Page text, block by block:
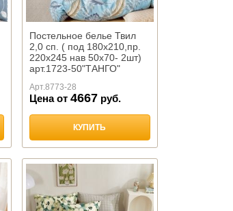
Постельное белье Твил
2,0 сп. ( под 180х210,пр.
220х245 нав 50х70- 2шт)
арт.1723-50"ТАНГО"
Арт.8773-28
Цена от 4667руб.
КУПИТЬ